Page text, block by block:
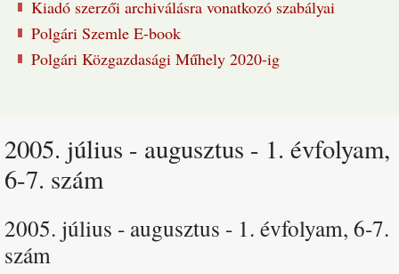
Kiadó szerzői archiválásra vonatkozó szabályai
Polgári Szemle E-book
Polgári Közgazdasági Műhely 2020-ig
2005. július - augusztus - 1. évfolyam,
6-7. szám
2005. július - augusztus - 1. évfolyam, 6-7.
szám